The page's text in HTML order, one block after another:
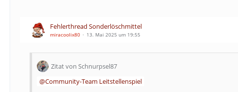
Fehlerthread Sonderlöschmittel
miracoolix80 13. Mai 2025 um 19:55
Zitat von Schnurpsel87
Community-Team Leitstellenspiel